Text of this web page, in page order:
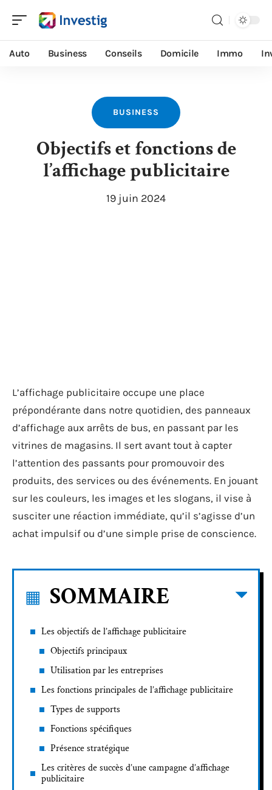
Auto Business Conseils Domicile Immo
BUSINESS
Objectifs et fonctions de
l’affichage publicitaire
19 juin 2024
L’affichage publicitaire occupe une place
prépondérante dans notre quotidien, des panneaux
d’affichage aux arrêts de bus, en passant par les
vitrines de magasins. Il sert avant tout à capter
l’attention des passants pour promouvoir des
produits, des services ou des événements. En jouant
sur les couleurs, les images et les slogans, il vise à
susciter une réaction immédiate, qu’il s’agisse d’un
achat impulsif ou d’une simple prise de conscience.
SOMMAIRE
Les objectifs de l’affichage publicitaire
Objectifs principaux
Utilisation par les entreprises
Les fonctions principales de l’affichage publicitaire
Types de supports
Fonctions spécifiques
Présence stratégique
Les critères de succès d’une campagne d’affichage
publicitaire